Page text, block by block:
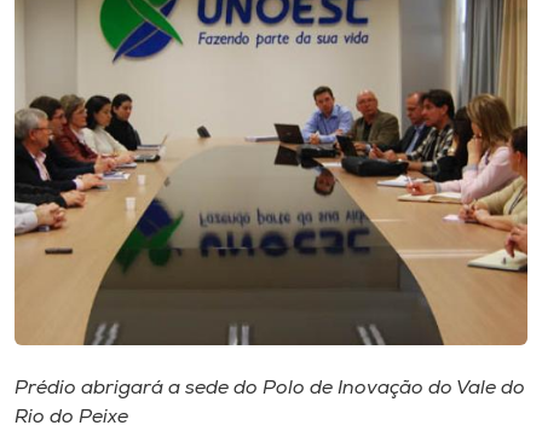
Rádio
Museu
Selecione
Prédio abrigará a sede do Polo de Inovação do Vale do
Rio do Peixe